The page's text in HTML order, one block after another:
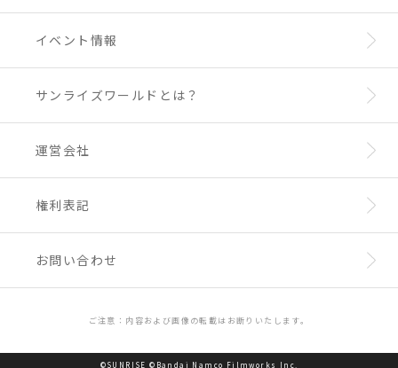
イベント情報
サンライズワールドとは？
運営会社
権利表記
お問い合わせ
ご注意：内容および画像の転載はお断りいたします。
©SUNRISE ©Bandai Namco Filmworks Inc.